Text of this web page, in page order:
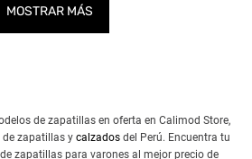
de zapatillas en oferta en Calimod Store,
zapatillas y calzados del Perú. Encuentra tu
zapatillas para varones al mejor precio de
MOSTRAR MÁS